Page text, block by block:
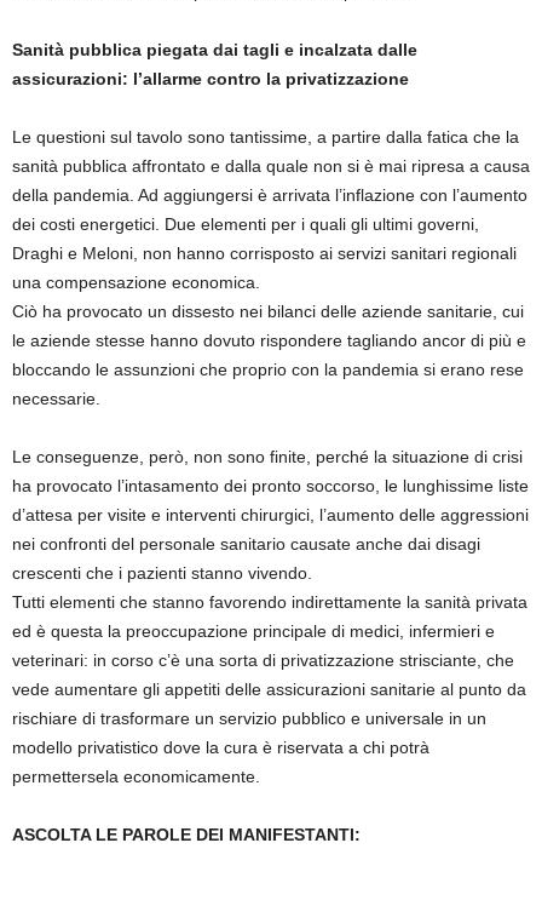
Sanità pubblica piegata dai tagli e incalzata dalle
assicurazioni: l’allarme contro la privatizzazione
Le questioni sul tavolo sono tantissime, a partire dalla fatica che la
sanità pubblica affrontato e dalla quale non si è mai ripresa a causa
della pandemia. Ad aggiungersi è arrivata l’inflazione con l’aumento
dei costi energetici. Due elementi per i quali gli ultimi governi,
Draghi e Meloni, non hanno corrisposto ai servizi sanitari regionali
una compensazione economica.
Ciò ha provocato un dissesto nei bilanci delle aziende sanitarie, cui
le aziende stesse hanno dovuto rispondere tagliando ancor di più e
bloccando le assunzioni che proprio con la pandemia si erano rese
necessarie.
Le conseguenze, però, non sono finite, perché la situazione di crisi
ha provocato l’intasamento dei pronto soccorso, le lunghissime liste
d’attesa per visite e interventi chirurgici, l’aumento delle aggressioni
nei confronti del personale sanitario causate anche dai disagi
crescenti che i pazienti stanno vivendo.
Tutti elementi che stanno favorendo indirettamente la sanità privata
ed è questa la preoccupazione principale di medici, infermieri e
veterinari: in corso c’è una sorta di privatizzazione strisciante, che
vede aumentare gli appetiti delle assicurazioni sanitarie al punto da
rischiare di trasformare un servizio pubblico e universale in un
modello privatistico dove la cura è riservata a chi potrà
permettersela economicamente.
ASCOLTA LE PAROLE DEI MANIFESTANTI: